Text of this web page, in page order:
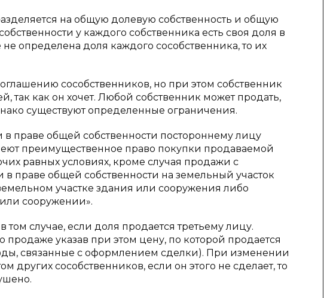
на общую долевую собственность и общую
у каждого собственника есть своя доля в
определена доля каждого сособственника, то их
сособственников, но при этом собственник
так как он хочет. Любой собственник может продать,
существуют определенные ограничения.
в праве общей собственности постороннему лицу
преимущественное право покупки продаваемой
равных условиях, кроме случая продажи с
праве общей собственности на земельный участок
участке здания или сооружения либо
сооружении».
случае, если доля продается третьему лицу.
продаже указав при этом цену, по которой продается
связанные с оформлением сделки). При изменении
других сособственников, если он этого не сделает, то